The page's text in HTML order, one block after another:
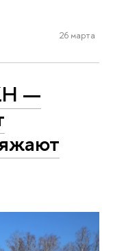
26 марта
—